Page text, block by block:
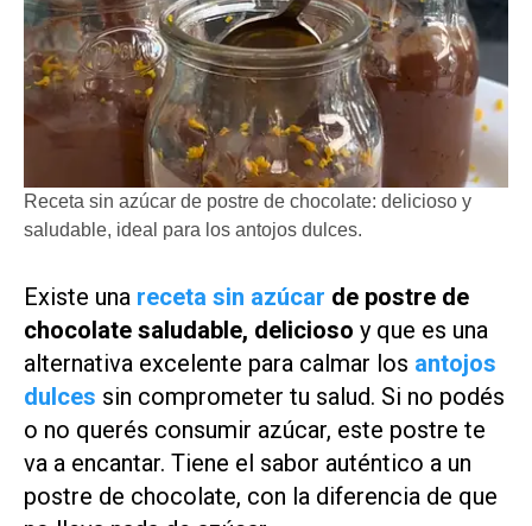
Receta sin azúcar de postre de chocolate: delicioso y
saludable, ideal para los antojos dulces.
Existe una receta sin azúcar de postre de
chocolate saludable, delicioso y que es una
alternativa excelente para calmar los antojos
dulces sin comprometer tu salud. Si no podés
o no querés consumir azúcar, este postre te
va a encantar. Tiene el sabor auténtico a un
postre de chocolate, con la diferencia de que